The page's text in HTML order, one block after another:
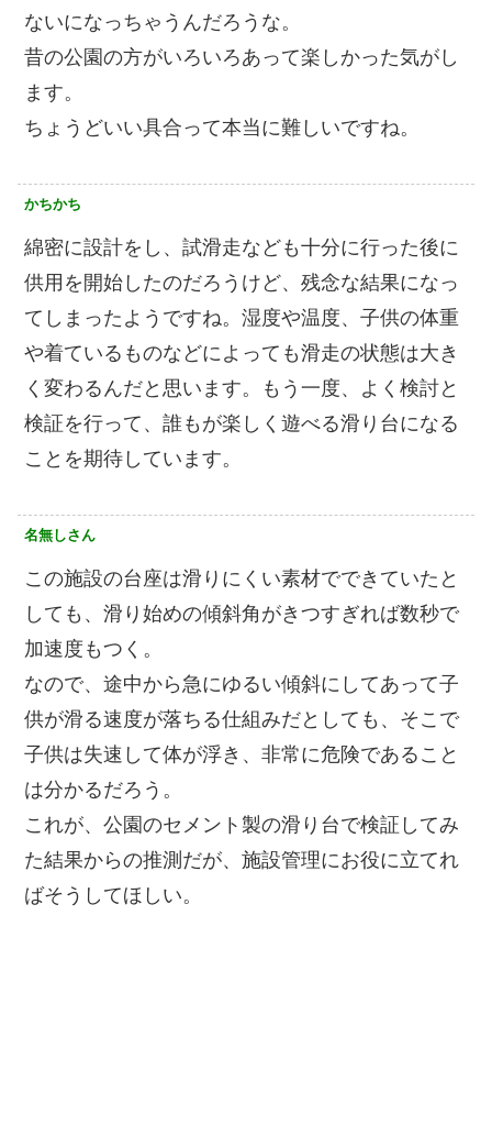
ないになっちゃうんだろうな。
昔の公園の方がいろいろあって楽しかった気がし
ます。
ちょうどいい具合って本当に難しいですね。
かちかち
綿密に設計をし、試滑走なども十分に行った後に
供用を開始したのだろうけど、残念な結果になっ
てしまったようですね。湿度や温度、子供の体重
や着ているものなどによっても滑走の状態は大き
く変わるんだと思います。もう一度、よく検討と
検証を行って、誰もが楽しく遊べる滑り台になる
ことを期待しています。
名無しさん
この施設の台座は滑りにくい素材でできていたと
しても、滑り始めの傾斜角がきつすぎれば数秒で
加速度もつく。
なので、途中から急にゆるい傾斜にしてあって子
供が滑る速度が落ちる仕組みだとしても、そこで
子供は失速して体が浮き、非常に危険であること
は分かるだろう。
これが、公園のセメント製の滑り台で検証してみ
た結果からの推測だが、施設管理にお役に立てれ
ばそうしてほしい。